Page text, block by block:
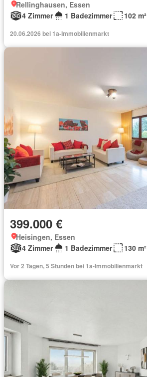
Rellinghausen, Essen
4 Zimmer
1 Badezimmer 102 m²
20.06.2026 bei 1a-Immobilienmarkt
399.000 €
Heisingen, Essen
4 Zimmer
1 Badezimmer 130 m²
Vor 2 Tagen, 5 Stunden bei 1a-Immobilienmarkt